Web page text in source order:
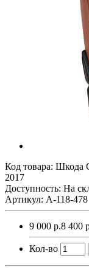
Код товара: Шкода
2017
Доступность: На
Артикул: A-118-478
9 000 р.8 400
Кол-во